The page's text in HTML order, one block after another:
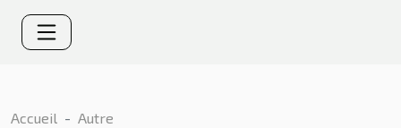
Accueil
Autre